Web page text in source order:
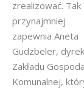
zrealizować. Tak
przynajmniej
zapewnia Aneta
Gudzbeler,
Zakładu
Komunalnej,